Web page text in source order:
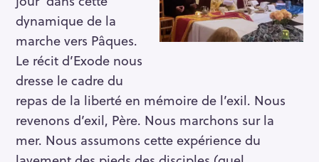
dynamique de la
marche vers Pâques.
Le récit d’Exode nous
dresse le cadre du
repas de la liberté en mémoire de l’exil. Nous
revenons d’exil, Père. Nous marchons sur la
mer. Nous assumons cette expérience du